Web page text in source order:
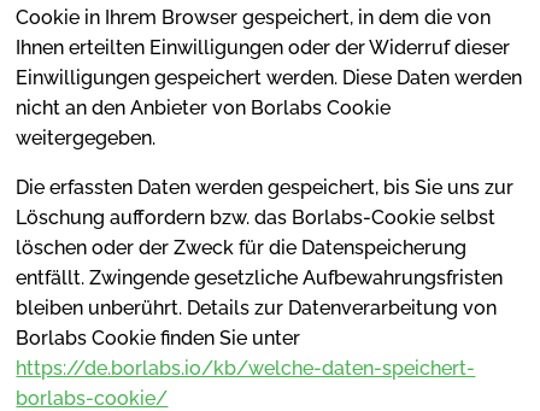
Cookie in Ihrem Browser gespeichert, in dem die von
Ihnen erteilten Einwilligungen oder der Widerruf dieser
Einwilligungen gespeichert werden. Diese Daten werden
nicht an den Anbieter von Borlabs Cookie
weitergegeben.
Die erfassten Daten werden gespeichert, bis Sie uns zur
Löschung auffordern bzw. das Borlabs-Cookie selbst
löschen oder der Zweck für die Datenspeicherung
entfällt. Zwingende gesetzliche Aufbewahrungsfristen
bleiben unberührt. Details zur Datenverarbeitung von
Borlabs Cookie finden Sie unter
https://de.borlabs.io/kb/welche-daten-speichert-
borlabs-cookie/